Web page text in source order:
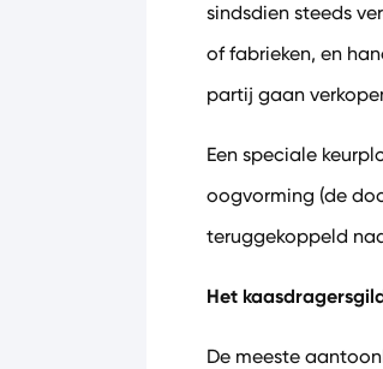
sindsdien steeds
of fabrieken, en
partij gaan
Een speciale
oogvorming (de
teruggekoppeld
Het
De meeste